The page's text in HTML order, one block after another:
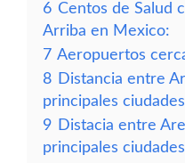
6 Centos de Salud
Arriba en Mexico:
7 Aeropuertos
8 Distancia entre
principales
9 Distacia entre
principales